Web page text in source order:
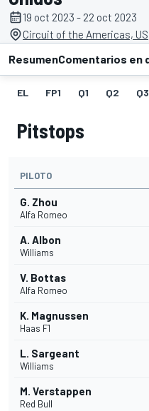
19 oct 2023 - 22 oct 2023
Circuit of the Americas, US
ResumenComentarios en
EL FP1 Q1 Q2 Q3
Pitstops
PILOTO
G. Zhou
Alfa Romeo
A. Albon
Williams
V. Bottas
Alfa Romeo
K. Magnussen
Haas F1
L. Sargeant
Williams
M. Verstappen
Red Bull